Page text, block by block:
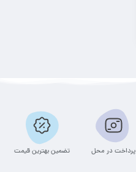
پرداخت در محل تضمین بهترین قیمت